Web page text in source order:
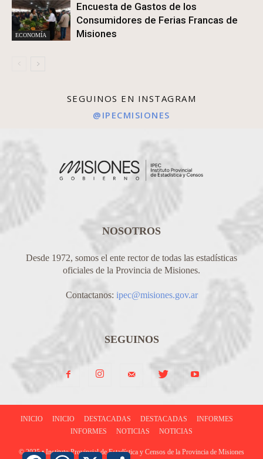
ECONOMÍA
Encuesta de Gastos de los
Consumidores de Ferias Francas de
Misiones
SEGUINOS EN INSTAGRAM
@IPECMISIONES
NOSOTROS
Desde 1972, somos el ente rector de todas las estadísticas
oficiales de la Provincia de Misiones.
Contactanos: ipec@misiones.gov.ar
SEGUINOS
INICIO INICIO DESTACADAS DESTACADAS
INFORMES
INFORMES
NOTICIAS NOTICIAS
© 2025 • Instituto Provincial de Estadística y Censos de la Provincia de Misiones
FacebookWhatsApp
X Share